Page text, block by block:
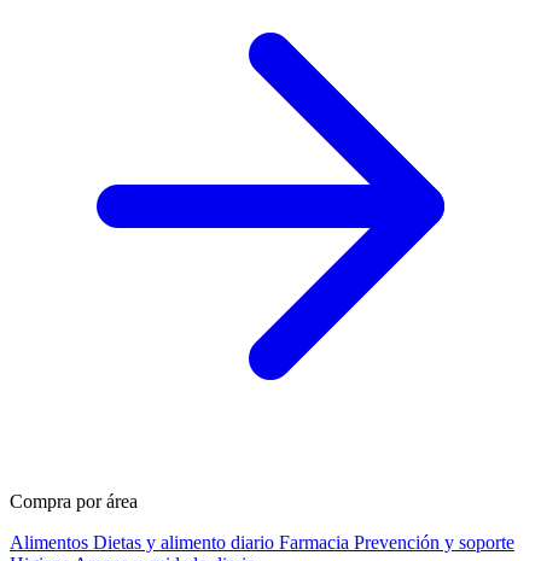
Compra por área
Alimentos Dietas y alimento diario Farmacia Prevención y soporte